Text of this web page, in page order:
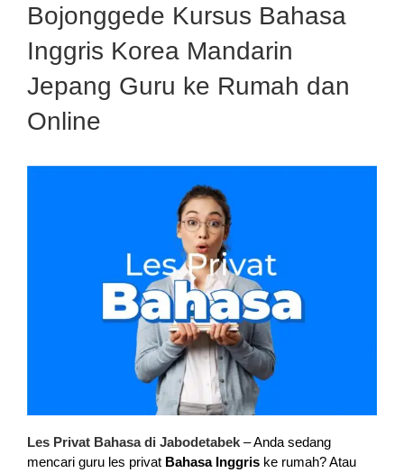
Bojonggede Kursus Bahasa
Inggris Korea Mandarin
Jepang Guru ke Rumah dan
Online
Les Privat Bahasa di Jabodetabek – Anda sedang
mencari guru les privat Bahasa Inggris ke rumah? Atau